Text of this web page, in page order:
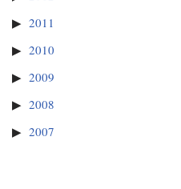
2011
2010
2009
2008
2007